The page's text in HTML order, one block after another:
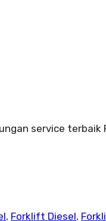
service
, Forklift Diesel,